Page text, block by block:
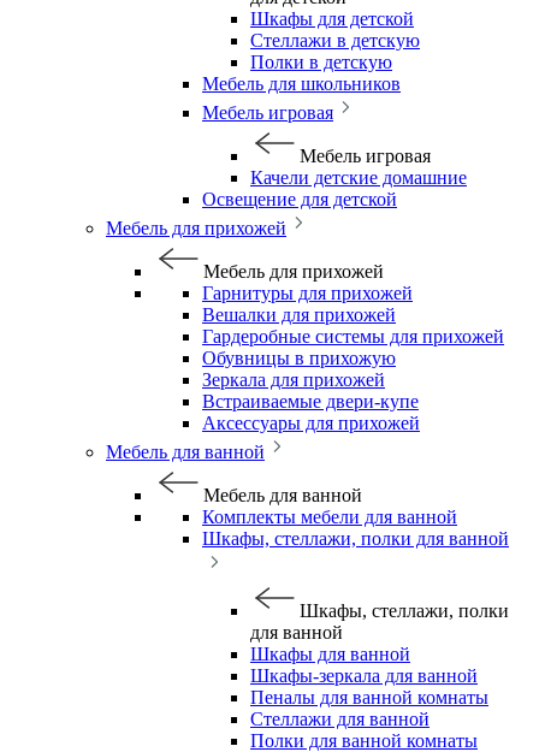
Шкафы для детской
Стеллажи в детскую
Полки в детскую
Мебель для школьников
Мебель игровая
Мебель игровая
Качели детские домашние
Освещение для детской
Мебель для прихожей
Мебель для прихожей
Гарнитуры для прихожей
Вешалки для прихожей
Гардеробные системы для прихожей
Обувницы в прихожую
Зеркала для прихожей
Встраиваемые двери-купе
Аксессуары для прихожей
Мебель для ванной
Мебель для ванной
Комплекты мебели для ванной
Шкафы, стеллажи, полки для ванной
Шкафы, стеллажи, полки
для ванной
Шкафы для ванной
Шкафы-зеркала для ванной
Пеналы для ванной комнаты
Стеллажи для ванной
Полки для ванной комнаты